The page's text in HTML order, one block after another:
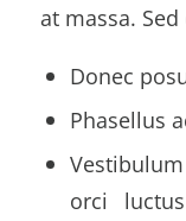
at massa.
Donec
Phasellus
orci